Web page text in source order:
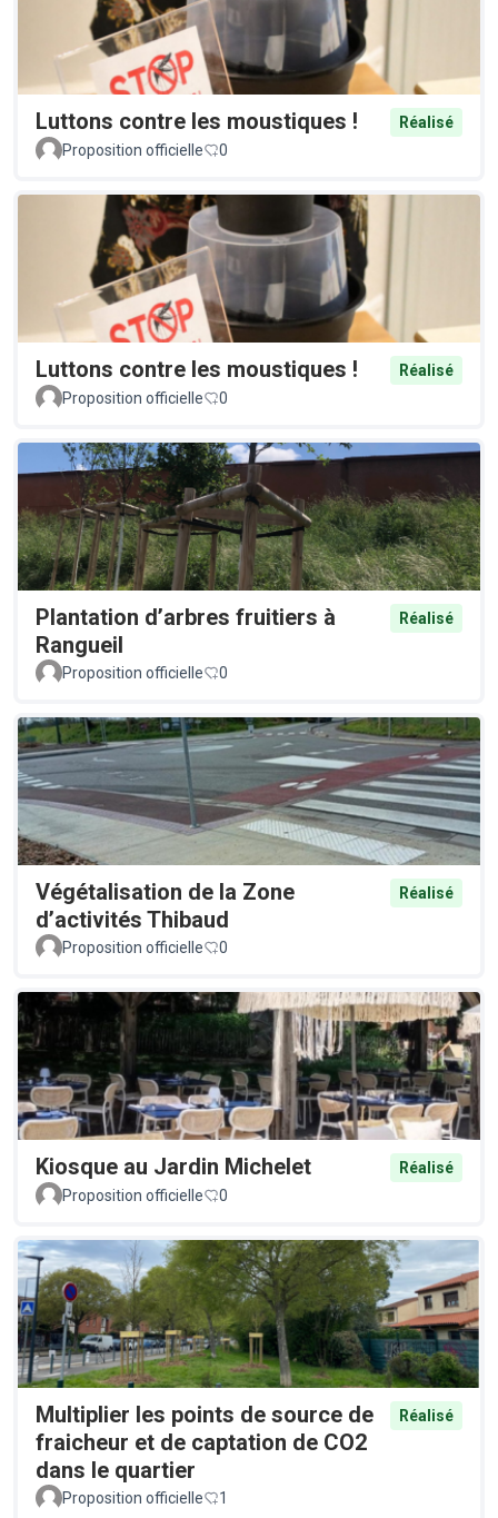
Luttons contre les moustiques !
Réalisé
Proposition officielle
0
Luttons contre les moustiques !
Réalisé
Proposition officielle
0
Plantation d’arbres fruitiers à
Rangueil
Réalisé
Proposition officielle 0
Végétalisation de la Zone
d’activités Thibaud
Réalisé
Proposition officielle 0
Kiosque au Jardin Michelet
Réalisé
Proposition officielle
0
Multiplier les points de source de
fraicheur et de captation de CO2
dans le quartier
Réalisé
Proposition officielle 1